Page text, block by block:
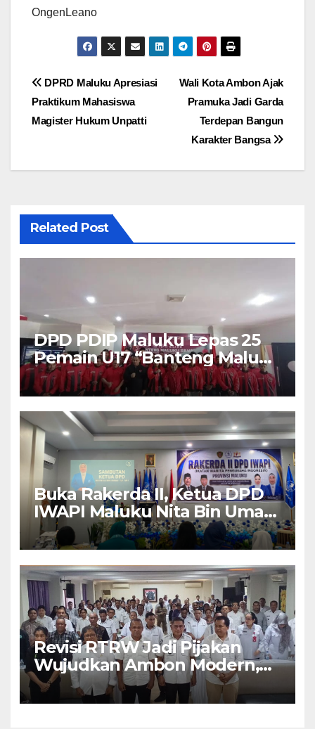
OngenLeano
Navigasi
pos
Wali Kota Ambon Ajak
Pramuka Jadi Garda
Terdepan Bangun
Karakter Bangsa
DPRD Maluku Apresiasi
Praktikum Mahasiswa
Magister Hukum Unpatti
Related Post
DPD PDIP Maluku Lepas 25
Pemain U17 “Banteng Maluku
Raya” ke Sokerano Cup di
Jawa Timur
Buka Rakerda II, Ketua DPD
IWAPI Maluku Nita Bin Umar:
Perempuan Pengusaha Pilar
Penggerak UMKM
Revisi RTRW Jadi Pijakan
Wujudkan Ambon Modern,
Nyaman dan Berkelanjutan,
Kata Wali Kota Bodewin